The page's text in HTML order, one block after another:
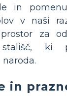
in
v naši
za
ki
in